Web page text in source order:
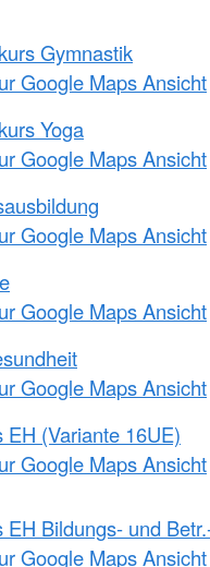
Gymnastik
Google Maps Ansicht
Yoga
Google Maps Ansicht
Google Maps Ansicht
Google Maps Ansicht
Google Maps Ansicht
EH (Variante 16UE)
Google Maps Ansicht
EH Bildungs- und
Google Maps Ansicht